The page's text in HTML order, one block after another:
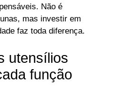
Não é
mas investir em
faz toda diferença.
utensílios
função